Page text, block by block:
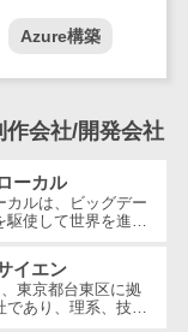
Azure構築
会社/開発会社
ーカル
カルは、ビッグデー
使して世界を進化
です。国内...
イエン
東京都台東区に拠
であり、理系、技